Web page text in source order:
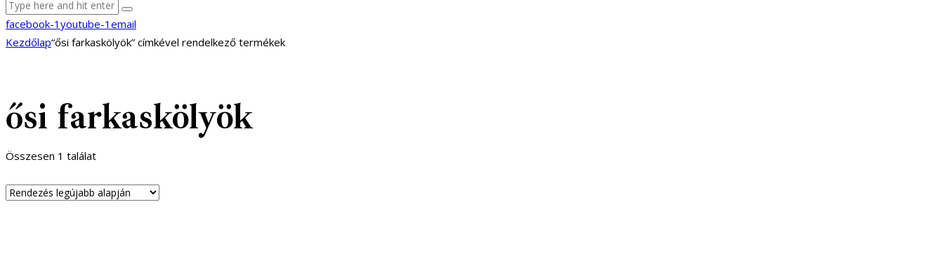
facebook-1 youtube-1 email
Kezdőlap“ősi farkaskölyök” címkével rendelkező termékek
ősi farkaskölyök
Összesen 1 találat